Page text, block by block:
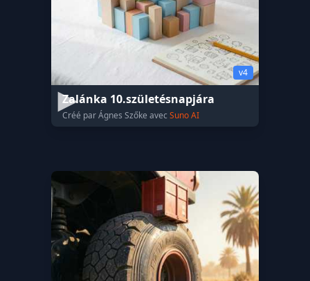
v4
Zalánka 10.születésnapjára
Créé par Ágnes Szőke avec Suno AI